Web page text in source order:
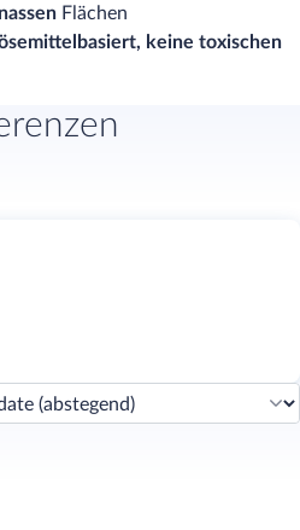
Flächen
keine toxischen